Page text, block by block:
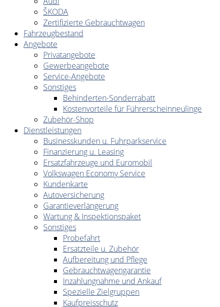
ŠKODA
Zertifizierte Gebrauchtwagen
Fahrzeugbestand
Angebote
Privatangebote
Gewerbeangebote
Service-Angebote
Sonstiges
Behinderten-Sonderrabatt
Kostenvorteile für Führerscheinneulinge
Zubehör-Shop
Dienstleistungen
Businesskunden u. Fuhrparkservice
Finanzierung u. Leasing
Ersatzfahrzeuge und Euromobil
Volkswagen Economy Service
Kundenkarte
Autoversicherung
Garantieverlängerung
Wartung & Inspektionspaket
Sonstiges
Probefahrt
Ersatzteile u. Zubehör
Aufbereitung und Pflege
Gebrauchtwagengarantie
Inzahlungnahme und Ankauf
Spezielle Zielgruppen
Kaufpreisschutz